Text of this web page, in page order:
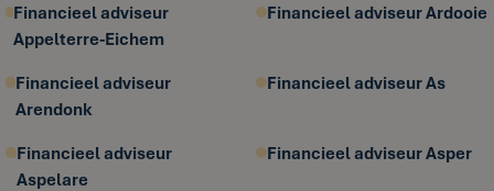
Financieel adviseur
Appelterre-Eichem
Financieel adviseur Ardooie
Financieel adviseur
Arendonk
Financieel adviseur As
Financieel adviseur
Aspelare
Financieel adviseur Asper